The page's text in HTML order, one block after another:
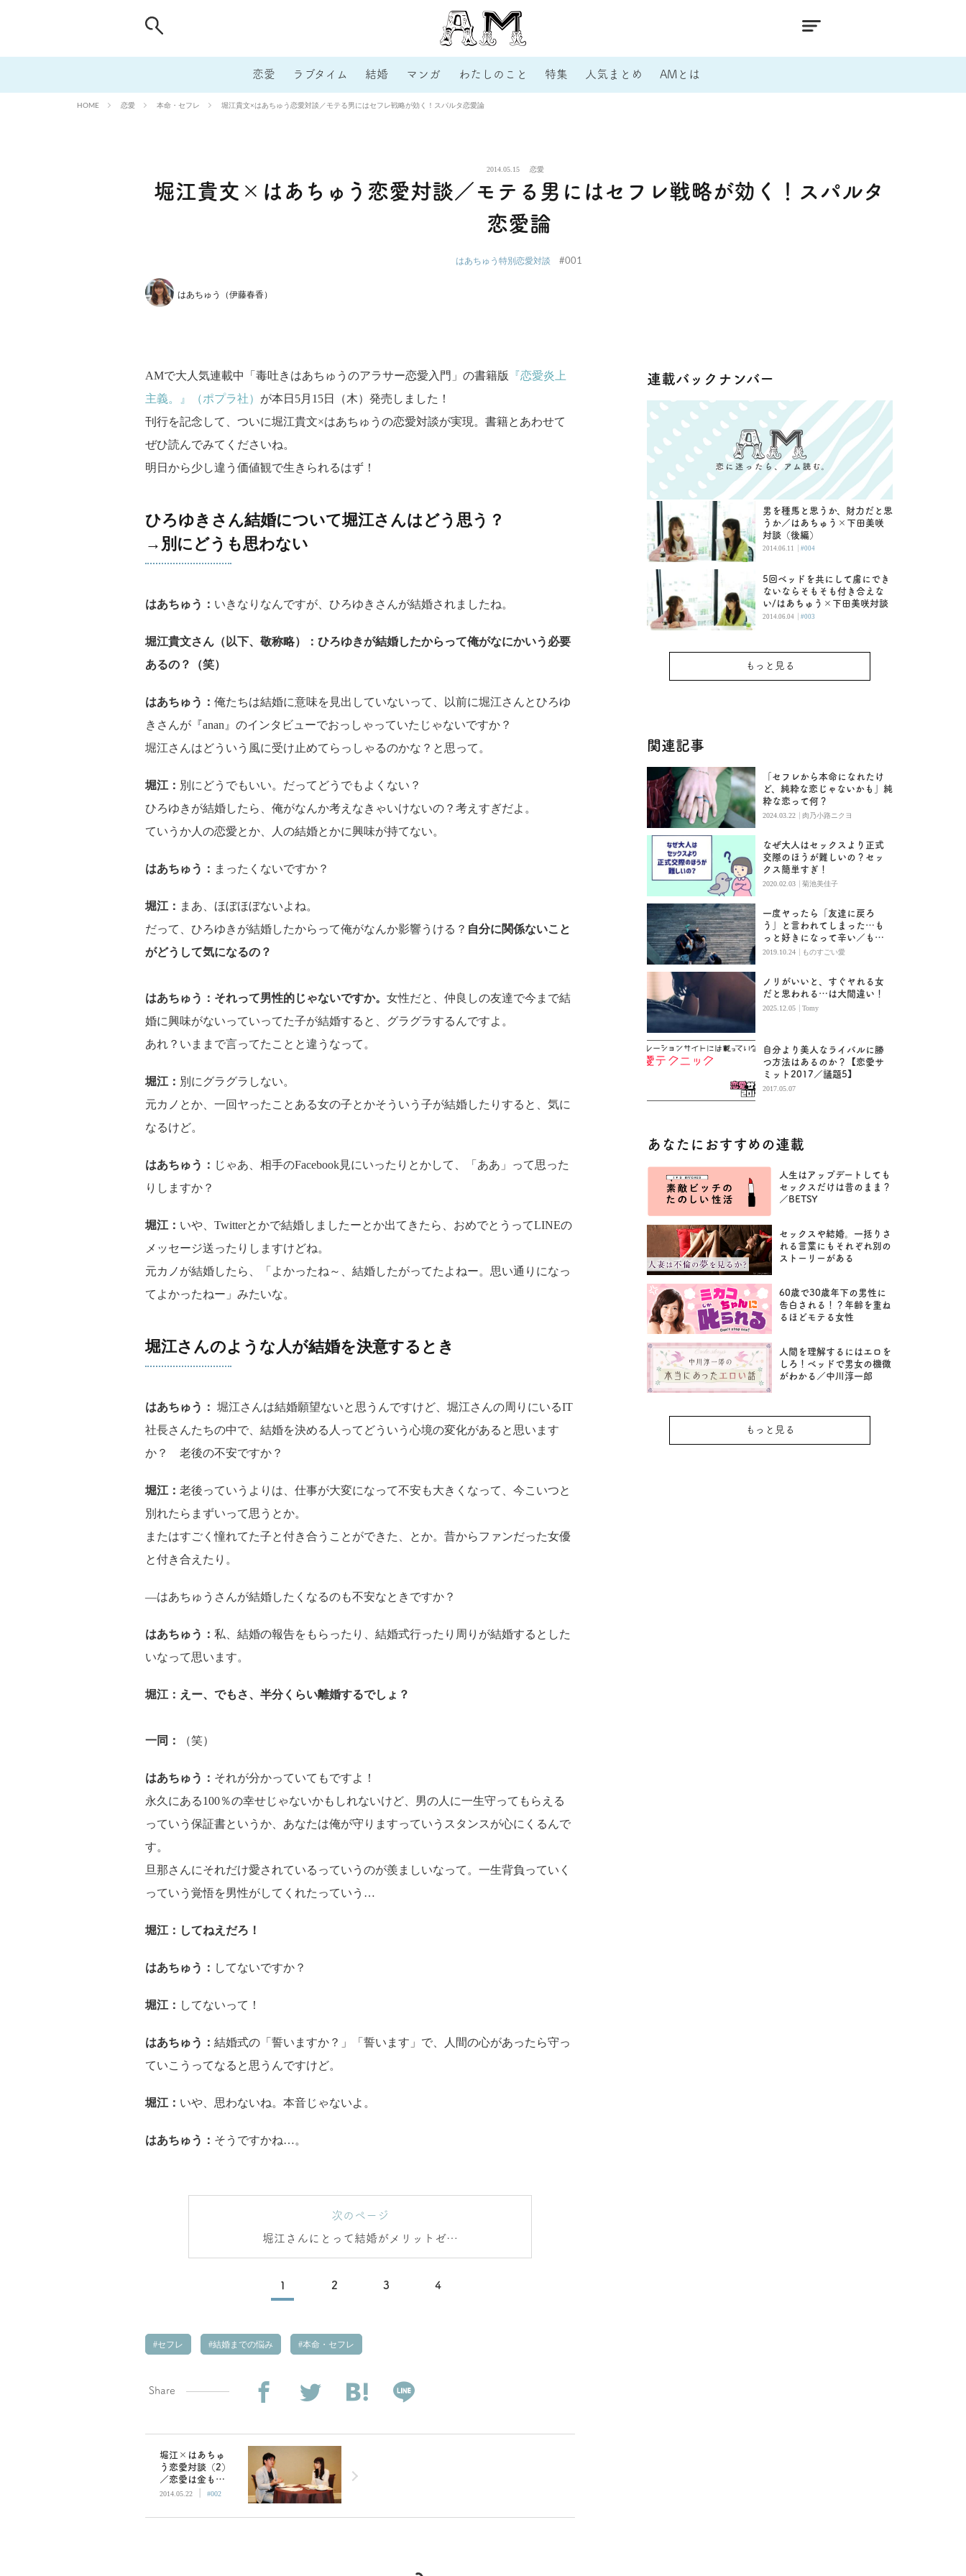
恋愛 ラブタイム 結婚 マンガ わたしのこと 特集 人気まとめ AMとは
HOME 恋愛 本命・セフレ 堀江貴文×はあちゅう恋愛対談／モテる男にはセフレ戦略が効く！スパルタ恋愛論
2014.05.15 恋愛
堀江貴文×はあちゅう恋愛対談／モテる男にはセフレ戦略が効く！スパルタ
恋愛論
はあちゅう特別恋愛対談 #001
はあちゅう（伊藤春香）
AMで大人気連載中「毒吐きはあちゅうのアラサー恋愛入門」の書籍版
『恋愛炎上
主義。』（ポプラ社） が本日5月15日（木）発売しました！
刊行を記念して、ついに堀江貴文×はあちゅうの恋愛対談が実現。書籍とあわせて
ぜひ読んでみてくださいね。
明日から少し違う価値観で生きられるはず！
ひろゆきさん結婚について堀江さんはどう思う？
→別にどうも思わない
はあちゅう： いきなりなんですが、ひろゆきさんが結婚されましたね。
堀江貴文さん（以下、敬称略）：ひろゆきが結婚したからって俺がなにかいう必要
あるの？（笑）
はあちゅう： 俺たちは結婚に意味を見出していないって、以前に堀江さんとひろゆ
きさんが『anan』のインタビューでおっしゃっていたじゃないですか？
堀江さんはどういう風に受け止めてらっしゃるのかな？と思って。
堀江： 別にどうでもいい。だってどうでもよくない？
ひろゆきが結婚したら、俺がなんか考えなきゃいけないの？考えすぎだよ。
ていうか人の恋愛とか、人の結婚とかに興味が持てない。
はあちゅう： まったくないですか？
堀江： まあ、ほぼほぼないよね。
だって、ひろゆきが結婚したからって俺がなんか影響うける？ 自分に関係ないこと
がどうして気になるの？
はあちゅう：それって男性的じゃないですか。 女性だと、仲良しの友達で今まで結
婚に興味がないっていってた子が結婚すると、グラグラするんですよ。
あれ？いままで言ってたことと違うなって。
堀江： 別にグラグラしない。
元カノとか、一回ヤったことある女の子とかそういう子が結婚したりすると、気に
なるけど。
はあちゅう： じゃあ、相手のFacebook見にいったりとかして、「ああ」って思った
りしますか？
堀江： いや、Twitterとかで結婚しましたーとか出てきたら、おめでとうってLINEの
メッセージ送ったりしますけどね。
元カノが結婚したら、「よかったね～、結婚したがってたよねー。思い通りになっ
てよかったねー」みたいな。
堀江さんのような人が結婚を決意するとき
はあちゅう： 堀江さんは結婚願望ないと思うんですけど、堀江さんの周りにいるIT
社長さんたちの中で、結婚を決める人ってどういう心境の変化があると思います
か？ 老後の不安ですか？
堀江： 老後っていうよりは、仕事が大変になって不安も大きくなって、今こいつと
別れたらまずいって思うとか。
またはすごく憧れてた子と付き合うことができた、とか。昔からファンだった女優
と付き合えたり。
―はあちゅうさんが結婚したくなるのも不安なときですか？
はあちゅう： 私、結婚の報告をもらったり、結婚式行ったり周りが結婚するとした
いなって思います。
堀江：えー、でもさ、半分くらい離婚するでしょ？
一同： （笑）
はあちゅう： それが分かっていてもですよ！
永久にある100％の幸せじゃないかもしれないけど、男の人に一生守ってもらえる
っていう保証書というか、あなたは俺が守りますっていうスタンスが心にくるんで
す。
旦那さんにそれだけ愛されているっていうのが羨ましいなって。一生背負っていく
っていう覚悟を男性がしてくれたっていう…
堀江：してねえだろ！
はあちゅう： してないですか？
堀江： してないって！
はあちゅう： 結婚式の「誓いますか？」「誓います」で、人間の心があったら守っ
ていこうってなると思うんですけど。
堀江： いや、思わないね。本音じゃないよ。
はあちゅう： そうですかね…。
次のページ
堀江さんにとって結婚がメリットゼロ
な理由
1 2 3 4
セフレ 結婚までの悩み 本命・セフレ
Share
堀江×はあちゅ
う恋愛対談（2）
／恋愛は金も時
間も心のシェア
ど、その大変さ
2014.05.22 | #002
連載バックナンバー
男を種馬と思うか、財力だと思
うか／はあちゅう×下田美咲
対談（後編）
2014.06.11 | #004
5回ベッドを共にして虜にでき
ないならそもそも付き合えな
い/はあちゅう×下田美咲対談
2014.06.04 | #003
もっと見る
関連記事
「セフレから本命になれたけ
ど、純粋な恋じゃないかも」純
粋な恋って何？
2024.03.22 | 肉乃小路ニクヨ
なぜ大人はセックスより正式
交際のほうが難しいの？セッ
クス簡単すぎ！
2020.02.03 | 菊池美佳子
一度ヤったら「友達に戻ろ
う」と言われてしまった…も
っと好きになって辛い／もの
すごい愛
2019.10.24 | ものすごい愛
ノリがいいと、すぐヤれる女
だと思われる…は大間違い！
2025.12.05 | Tomy
自分より美人なライバルに勝
つ方法はあるのか？【恋愛サ
ミット2017／議題5】
2017.05.07
あなたにおすすめの連載
人生はアップデートしても
セックスだけは昔のまま？
／BETSY
セックスや結婚。一括りさ
れる言葉にもそれぞれ別の
ストーリーがある
60歳で30歳年下の男性に
告白される！？年齢を重ね
るほどモテる女性
人間を理解するにはエロを
しろ！ベッドで男女の機微
がわかる／中川淳一郎
もっと見る